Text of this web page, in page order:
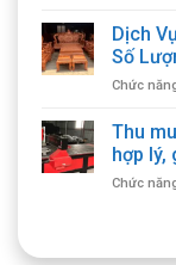
Dịch
Số
Chức
Thu
hợp lý,
Chức